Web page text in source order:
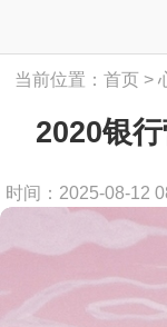
当前位置：首页 >
2020银
时间：2025-08-12